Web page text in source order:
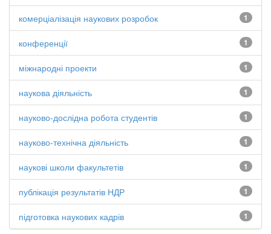
1
комерціалізація наукових розробок
1
конференції
1
міжнародні проекти
1
наукова діяльність
1
науково-дослідна робота студентів
1
науково-технічна діяльність
1
наукові школи факультетів
1
публікація результатів НДР
1
підготовка наукових кадрів